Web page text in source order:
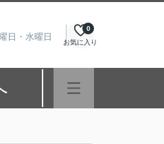
日・水曜日 お気に入り
0